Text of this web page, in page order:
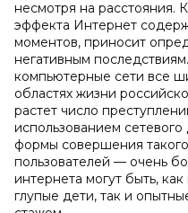
несмотря на расстояния.
эффекта Интернет
моментов, приносит
негативным последствиям.
компьютерные сети все
областях жизни
растет число
использованием
формы совершения
пользователей — очень
интернета могут быть,
глупые дети, так и